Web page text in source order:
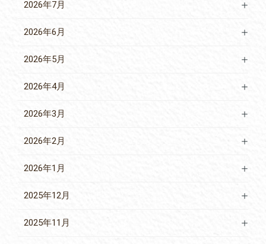
2026年7月
2026年6月
2026年5月
2026年4月
2026年3月
2026年2月
2026年1月
2025年12月
2025年11月